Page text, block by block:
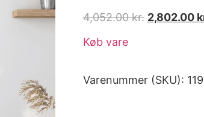
4,052.00kr. 2,802.00
Køb vare
Varenummer (SKU):